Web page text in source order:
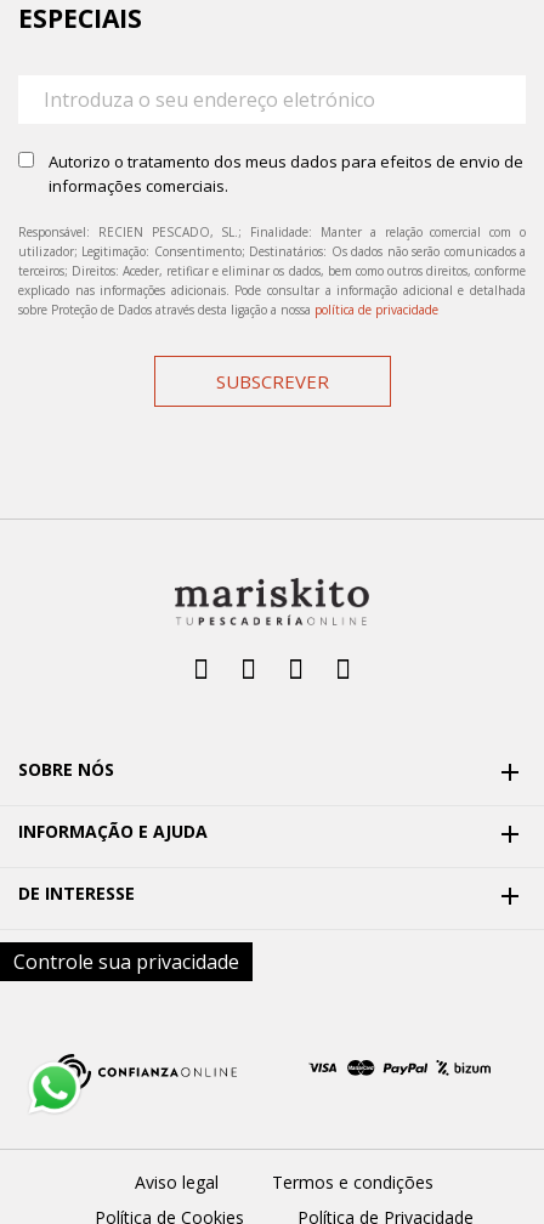
ESPECIAIS
Autorizo o tratamento dos meus dados para efeitos de envio de
informações comerciais.
Responsável: RECIEN PESCADO, SL.; Finalidade: Manter a relação comercial com o
utilizador; Legitimação: Consentimento; Destinatários: Os dados não serão comunicados a
terceiros; Direitos: Aceder, retificar e eliminar os dados, bem como outros direitos, conforme
explicado nas informações adicionais. Pode consultar a informação adicional e detalhada
sobre Proteção de Dados através desta ligação a nossa política de privacidade
SUBSCREVER
SOBRE NÓS 
INFORMAÇÃO E AJUDA 
DE INTERESSE 
Controle sua privacidade
Aviso legal
Termos e condições
Política de Cookies
Política de Privacidade